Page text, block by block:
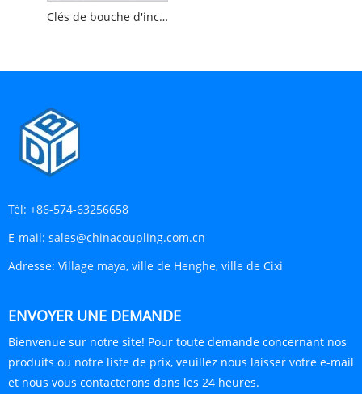
Clés de bouche d'incendie de type américain
Tél: +86-574-63256658
E-mail: sales@chinacoupling.com.cn
Adresse: Village maya, ville de Henghe, ville de Cixi
ENVOYER UNE DEMANDE
Bienvenue sur notre site! Pour toute demande concernant nos
produits ou notre liste de prix, veuillez nous laisser votre e-mail
et nous vous contacterons dans les 24 heures.